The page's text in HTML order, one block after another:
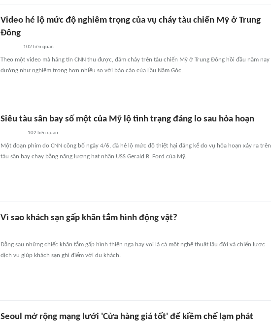
Video hé lộ mức độ nghiêm trọng của vụ cháy tàu chiến Mỹ ở Trung
Đông
102 liên quan
Theo một video mà hãng tin CNN thu được, đám cháy trên tàu chiến Mỹ ở Trung Đông hồi đầu năm nay
dường như nghiêm trọng hơn nhiều so với báo cáo của Lầu Năm Góc.
Siêu tàu sân bay số một của Mỹ lộ tình trạng đáng lo sau hỏa hoạn
102 liên quan
Một đoạn phim do CNN công bố ngày 4/6, đã hé lộ mức độ thiệt hại đáng kể do vụ hỏa hoạn xảy ra trên
tàu sân bay chạy bằng năng lượng hạt nhân USS Gerald R. Ford của Mỹ.
Vì sao khách sạn gấp khăn tắm hình động vật?
Đằng sau những chiếc khăn tắm gấp hình thiên nga hay voi là cả một nghệ thuật lâu đời và chiến lược
dịch vụ giúp khách sạn ghi điểm với du khách.
Seoul mở rộng mạng lưới 'Cửa hàng giá tốt' để kiềm chế lạm phát